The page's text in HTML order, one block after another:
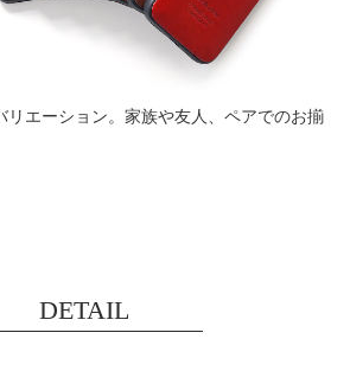
リエーション。家族や友人、ペアでのお揃
DETAIL